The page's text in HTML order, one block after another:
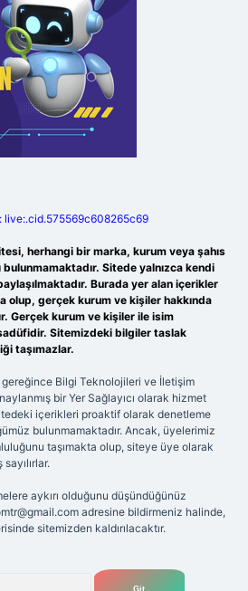
live:.cid.575569c608265c69
herhangi bir marka, kurum veya şahıs
Sitede yalnızca kendi
Burada yer alan içerikler
olup, gerçek kurum ve kişiler hakkında
Gerçek kurum ve kişiler ile isim
Sitemizdeki bilgiler taslak
taşımazlar.
gereğince Bilgi Teknolojileri ve İletişim
bir Yer Sağlayıcı olarak hizmet
içerikleri proaktif olarak denetleme
bulunmamaktadır. Ancak, üyelerimiz
taşımakta olup, siteye üye olarak
aykırı olduğunu düşündüğünüz
adresine bildirmeniz halinde,
sitemizden kaldırılacaktır.